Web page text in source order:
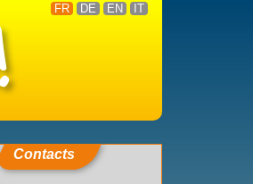
FR DE EN IT
Contacts